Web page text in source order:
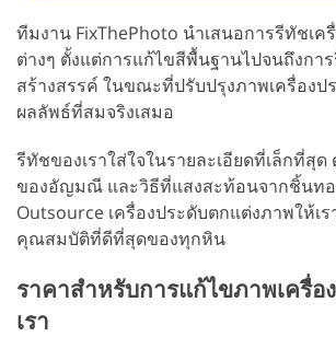
ทีมงาน FixThePhoto นำเสนอการรีทัชเค
ต่างๆ ตั้งแต่การแก้ไขสีพื้นฐานไปจนถึงกา
สร้างสรรค์ ในขณะที่ปรับปรุงภาพเครื่องป
ผลลัพธ์ที่สมจริงเสมอ
รีทัชของเราใส่ใจในรายละเอียดที่เล็กที่สุ
ของอัญมณี และวิธีที่แสงสะท้อนจากชิ้นทอ
Outsource เครื่องประดับตกแต่งภาพให้เร
คุณสมบัติที่ดีที่สุดของทุกหิน
ราคาสำหรับการแก้ไขภาพเครื่อ
เรา